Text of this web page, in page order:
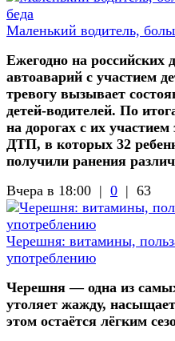
Маленький водитель,
Ежегодно на российских
автоаварий с участием
тревогу вызывает
детей-водителей. По
на дорогах с их
ДТП, в которых 32
получили ранения
Вчера в 18:00 | 0 | 63
Черешня: витамины,
употреблению
Черешня — одна из
утоляет жажду,
этом остаётся лёгким